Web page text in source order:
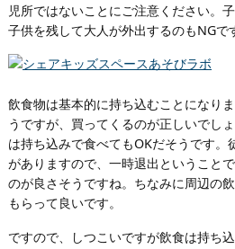
児所ではないことにご注意ください。
子供を残して大人が外出するのもNGで
飲食物は基本的に持ち込むことになり
うですが、買ってくるのが正しいでし
は持ち込みで食べてもOKだそうです。
がありますので、一時退出ということ
のが良さそうですね。ちなみに周辺の
もらって良いです。
ですので、しつこいですが飲食は持ち込